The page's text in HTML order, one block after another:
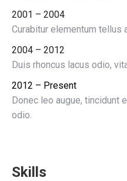
2001 – 2004
Curabitur elementum tellus
2004 – 2012
Duis rhoncus lacus odio,
2012 – Present
Donec leo augue, tincidunt
odio.
Skills